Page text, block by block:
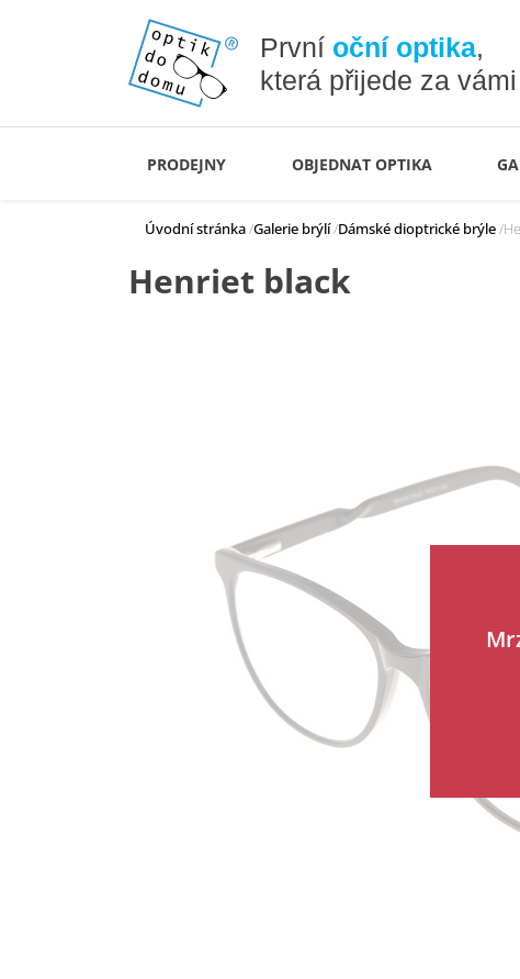
První oční optika,
která přijede za vámi
PRODEJNY OBJEDNAT OPTIKA
Úvodní stránka Galerie brýlí Dámské dioptrické brýle
Henriet black